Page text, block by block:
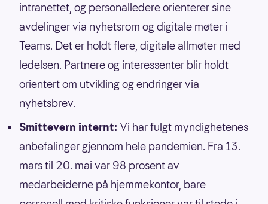
intranettet, og personalledere orienterer sine
avdelinger via nyhetsrom og digitale møter i
Teams. Det er holdt flere, digitale allmøter med
ledelsen. Partnere og interessenter blir holdt
orientert om utvikling og endringer via
nyhetsbrev.
Smittevern internt:Vi har fulgt myndighetenes
anbefalinger gjennom hele pandemien. Fra 13.
mars til 20. mai var 98 prosent av
medarbeiderne på hjemmekontor, bare